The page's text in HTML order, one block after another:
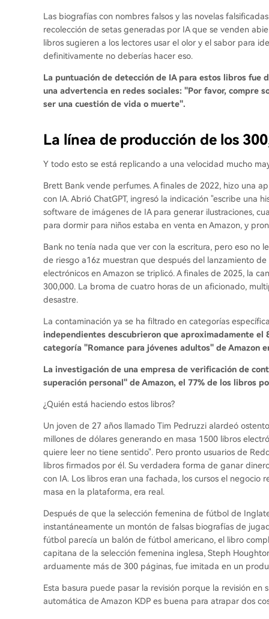
Las biografías con nombres falsos y las novelas
recolección de setas generadas por IA que se venden
libros sugieren a los lectores usar el olor y el sabor para
definitivamente no deberías hacer eso.
La puntuación de detección de IA para estos libros fue
una advertencia en redes sociales: "Por favor, compre
ser una cuestión de vida o muerte".
La línea de producción de los
Y todo esto se está replicando a una velocidad mucho
Brett Bank vende perfumes. A finales de 2022, hizo una
con IA. Abrió ChatGPT, ingresó la indicación "escribe una
software de imágenes de IA para generar ilustraciones,
para dormir para niños estaba en venta en Amazon, y
Bank no tenía nada que ver con la escritura, pero eso no
de riesgo a16z muestran que después del lanzamiento
electrónicos en Amazon se triplicó. A finales de 2025, la
300,000. La broma de cuatro horas de un aficionado,
desastre.
La contaminación ya se ha filtrado en categorías
independientes descubrieron que aproximadamente el
categoría "Romance para jóvenes adultos" de Amazon
La investigación de una empresa de verificación de
superación personal" de Amazon, el 77% de los libros
¿Quién está haciendo estos libros?
Un joven de 27 años llamado Tim Pedruzzi alardeó
millones de dólares generando en masa 1500 libros
quiere leer no tiene sentido". Pero pronto usuarios de
libros firmados por él. Su verdadera forma de ganar
con IA. Los libros eran una fachada, los cursos el negocio
masa en la plataforma, era real.
Después de que la selección femenina de fútbol de
instantáneamente un montón de falsas biografías de
fútbol parecía un balón de fútbol americano, el libro
capitana de la selección femenina inglesa, Steph
arduamente más de 300 páginas, fue imitada en un
Esta basura puede pasar la revisión porque la revisión
automática de Amazon KDP es buena para atrapar dos